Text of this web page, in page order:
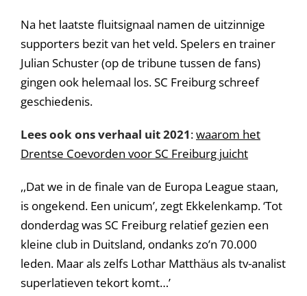
Na het laatste fluitsignaal namen de uitzinnige
supporters bezit van het veld. Spelers en trainer
Julian Schuster (op de tribune tussen de fans)
gingen ook helemaal los. SC Freiburg schreef
geschiedenis.
Lees ook ons verhaal uit 2021:waarom het
Drentse Coevorden voor SC Freiburg juicht
,,Dat we in de finale van de Europa League staan,
is ongekend. Een unicum’, zegt Ekkelenkamp. ‘Tot
donderdag was SC Freiburg relatief gezien een
kleine club in Duitsland, ondanks zo’n 70.000
leden. Maar als zelfs Lothar Matthäus als tv-analist
superlatieven tekort komt…’